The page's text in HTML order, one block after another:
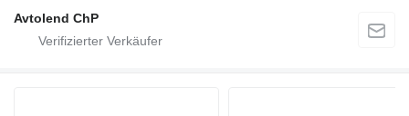
Avtolend ChP